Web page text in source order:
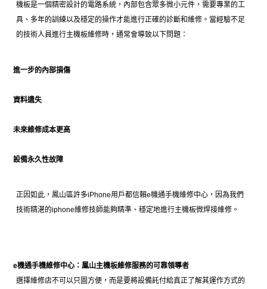
機板是一個精密設計的電路系統，內部包含眾多微小元件，需要專業的工
具、多年的訓練以及穩定的操作才能進行正確的診斷和維修。 當經驗不足
的技術人員進行主機板維修時，通常會導致以下問題：
進一步的內部損傷
資料遺失
未來維修成本更高
設備永久性故障
正因如此，鳳山區許多iPhone用戶都信賴e機通手機維修中心，因為我們
技術精湛的iphone維修技師能夠精準、穩定地進行主機板微焊接維修。
e機通手機維修中心：鳳山主機板維修服務的可靠領導者
選擇維修店不可以只圖方便，而是要將設備託付給真正了解其運作方式的